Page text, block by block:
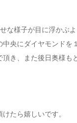
な様子が目に浮かぶ
央にダイヤモンドを
き、また後日奥様も
たら嬉しいです。